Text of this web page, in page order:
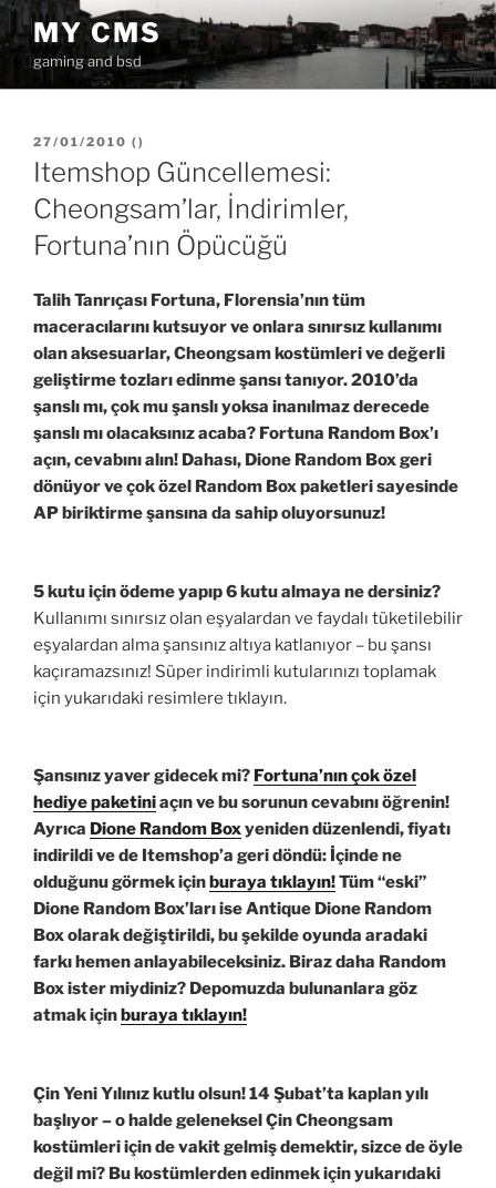
İçeriğe
geç MY CMS
gaming and bsd
YAYIM
TARIHI
27/01/2010 ( )
Itemshop Güncellemesi:
Cheongsam’lar, İndirimler,
Fortuna’nın Öpücüğü
Talih Tanrıçası Fortuna, Florensia’nın tüm
maceracılarını kutsuyor ve onlara sınırsız kullanımı
olan aksesuarlar, Cheongsam kostümleri ve değerli
geliştirme tozları edinme şansı tanıyor. 2010’da
şanslı mı, çok mu şanslı yoksa inanılmaz derecede
şanslı mı olacaksınız acaba? Fortuna Random Box’ı
açın, cevabını alın! Dahası, Dione Random Box geri
dönüyor ve çok özel Random Box paketleri sayesinde
AP biriktirme şansına da sahip oluyorsunuz!
5 kutu için ödeme yapıp 6 kutu almaya ne dersiniz?
Kullanımı sınırsız olan eşyalardan ve faydalı tüketilebilir
eşyalardan alma şansınız altıya katlanıyor – bu şansı
kaçıramazsınız! Süper indirimli kutularınızı toplamak
için yukarıdaki resimlere tıklayın.
Şansınız yaver gidecek mi? Fortuna’nın çok özel
hediye paketiniaçın ve bu sorunun cevabını öğrenin!
Ayrıca Dione Random Boxyeniden düzenlendi,fiyatı
indirildive de Itemshop’a geri döndü: İçinde ne
olduğunu görmek içinburaya tıklayın!Tüm “eski”
Dione Random Box’ları iseAntique Dione Random
Boxolarak değiştirildi, bu şekilde oyunda aradaki
farkı hemen anlayabileceksiniz. Biraz daha Random
Box ister miydiniz? Depomuzda bulunanlara göz
atmak içinburaya tıklayın!
Çin Yeni Yılınız kutlu olsun! 14 Şubat’ta kaplan yılı
başlıyor– o halde geleneksel Çin Cheongsam
kostümleri için de vakit gelmiş demektir, sizce de öyle
değil mi? Bu kostümlerden edinmek için yukarıdaki